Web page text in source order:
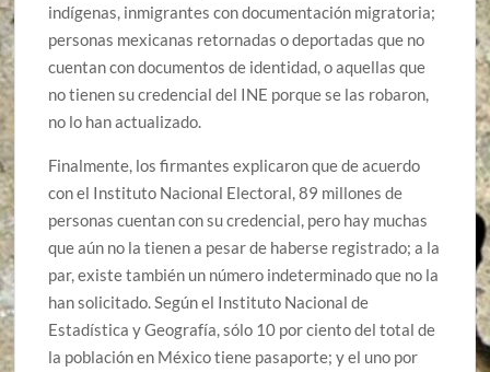
indígenas, inmigrantes con documentación migratoria;
personas mexicanas retornadas o deportadas que no
cuentan con documentos de identidad, o aquellas que
no tienen su credencial del INE porque se las robaron,
no lo han actualizado.
Finalmente, los firmantes explicaron que de acuerdo
con el Instituto Nacional Electoral, 89 millones de
personas cuentan con su credencial, pero hay muchas
que aún no la tienen a pesar de haberse registrado; a la
par, existe también un número indeterminado que no la
han solicitado. Según el Instituto Nacional de
Estadística y Geografía, sólo 10 por ciento del total de
la población en México tiene pasaporte; y el uno por